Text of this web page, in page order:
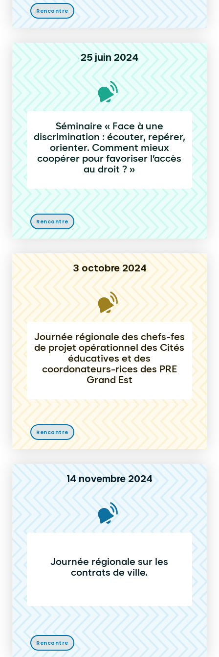
Rencontre
25 juin 2024
Séminaire « Face à une
discrimination : écouter, repérer,
orienter. Comment mieux
coopérer pour favoriser l’accès
au droit ? »
Rencontre
3 octobre 2024
Journée régionale des chefs-fes
de projet opérationnel des Cités
éducatives et des
coordonateurs-rices des PRE
Grand Est
Rencontre
14 novembre 2024
Journée régionale sur les
contrats de ville.
Rencontre